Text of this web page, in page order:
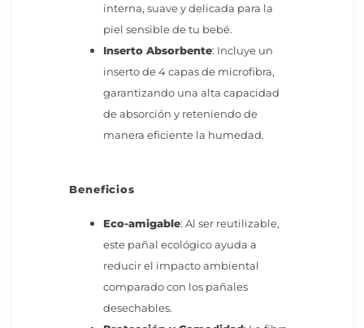
interna, suave y delicada para la
piel sensible de tu bebé.
Inserto Absorbente: Incluye un
inserto de 4 capas de microfibra,
garantizando una alta capacidad
de absorción y reteniendo de
manera eficiente la humedad.
Beneficios
Eco-amigable: Al ser reutilizable,
este pañal ecológico ayuda a
reducir el impacto ambiental
comparado con los pañales
desechables.